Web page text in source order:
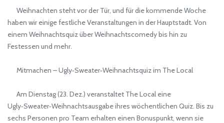
Weihnachten steht vor der Tür, und für die kommende Woche
haben wir einige festliche Veranstaltungen in der Hauptstadt. Von
einem Weihnachtsquiz über Weihnachtscomedy bis hin zu
Festessen und mehr.
Mitmachen – Ugly‑Sweater‑Weihnachtsquiz im The Local
Am Dienstag (23. Dez.) veranstaltet The Local eine
Ugly‑Sweater‑Weihnachtsausgabe ihres wöchentlichen Quiz. Bis zu
sechs Personen pro Team erhalten einen Bonuspunkt, wenn sie